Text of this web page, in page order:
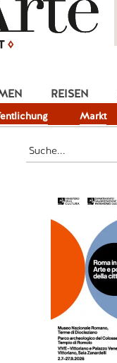
Markt
REISEN